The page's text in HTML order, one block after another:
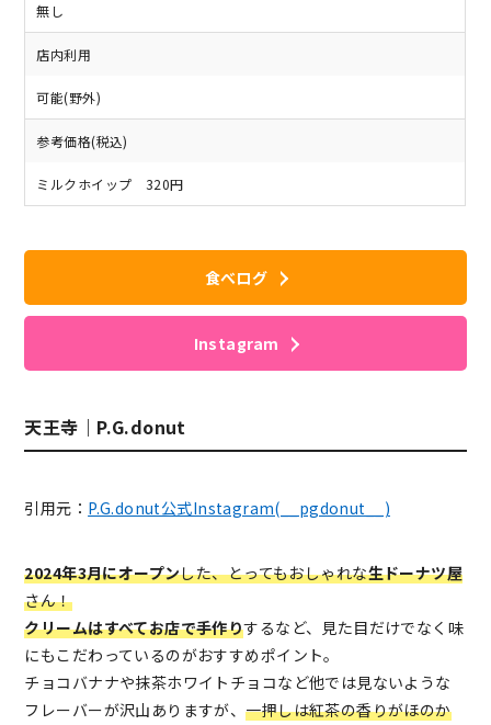
無し
店内利用
可能(野外)
参考価格(税込)
ミルクホイップ 320円
食べログ
Instagram
天王寺｜P.G.donut
引用元： P.G.donut公式Instagram(__pgdonut__)
2024年3月にオープンした、とってもおしゃれな生ドーナツ屋
さん！
クリームはすべてお店で手作りするなど、見た目だけでなく味
にもこだわっているのがおすすめポイント。
チョコバナナや抹茶ホワイトチョコなど他では見ないような
フレーバーが沢山ありますが、一押しは紅茶の香りがほのか